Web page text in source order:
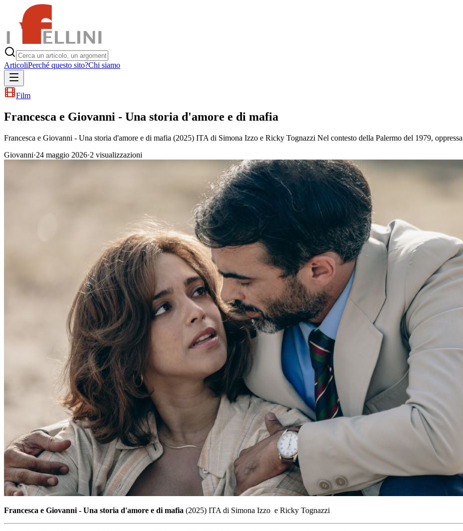
ArticoliPerché questo sito?Chi siamo
Film
Francesca e Giovanni - Una storia d'amore e di mafia
Francesca e Giovanni - Una storia d'amore e di mafia (2025) ITA di Simona Izzo e Ricky Tognazzi Nel contesto della Palermo del 1979,
Giovanni·24 maggio 2026·2 visualizzazioni
Francesca e Giovanni - Una storia d'amore e di mafia (2025) ITA di Simona Izzo e Ricky Tognazzi